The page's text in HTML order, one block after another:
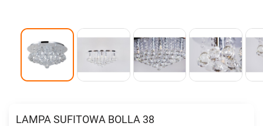
LAMPA SUFITOWA BOLLA 38